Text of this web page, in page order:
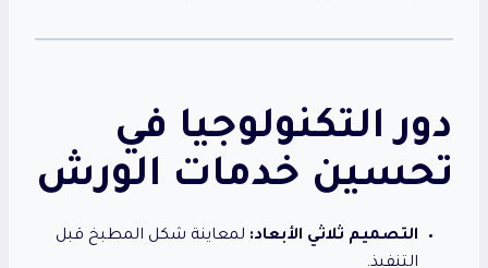
دور التكنولوجيا في
تحسين خدمات الورش
التصميم ثلاثي الأبعاد: لمعاينة شكل المطبخ قبل
التنفيذ.